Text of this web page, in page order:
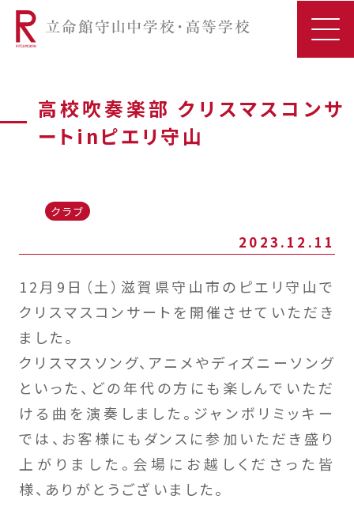
高校吹奏楽部 クリスマスコンサ
ートinピエリ守山
クラブ
2023.12.11
12月9日（土）滋賀県守山市のピエリ守山で
クリスマスコンサートを開催させていただき
ました。
クリスマスソング、アニメやディズニーソング
といった、どの年代の方にも楽しんでいただ
ける曲を演奏しました。ジャンボリミッキー
では、お客様にもダンスに参加いただき盛り
上がりました。会場にお越しくださった皆
様、ありがとうございました。